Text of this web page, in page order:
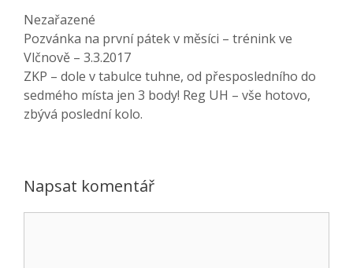
Rubriky
Nezařazené
Pozvánka na první pátek v měsíci – trénink ve
Vlčnově – 3.3.2017
ZKP – dole v tabulce tuhne, od přesposledního do
sedmého místa jen 3 body! Reg UH – vše hotovo,
zbývá poslední kolo.
Napsat komentář